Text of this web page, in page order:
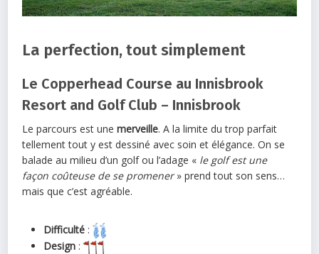
La perfection, tout simplement
Le Copperhead Course au Innisbrook
Resort and Golf Club – Innisbrook
Le parcours est unemerveille. A la limite du trop parfait
tellement tout y est dessiné avec soin et élégance. On se
balade au milieu d’un golf ou l’adage « le golf est une
façon coûteuse de se promener» prend tout son sens…
mais que c’est agréable.
Difficulté :
Design :